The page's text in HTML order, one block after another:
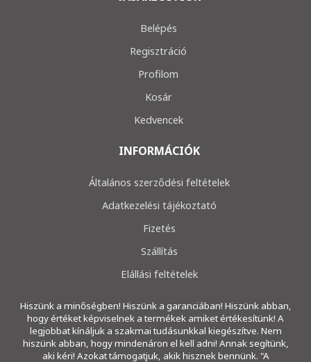
Belépés
Regisztráció
Profilom
Kosár
Kedvencek
INFORMÁCIÓK
Általános szerződési feltételek
Adatkezelési tájékoztató
Fizetés
Szállítás
Elállási feltételek
Hiszünk a minőségben! Hiszünk a garanciában! Hiszünk abban,
hogy értéket képviselnek a termékek amiket értékesítünk! A
legjobbat kínáljuk a szakmai tudásunkkal kiegészítve. Nem
hiszünk abban, hogy mindenáron el kell adni! Annak segítünk,
aki kéri! Azokat támogatjuk, akik hisznek bennünk. "A